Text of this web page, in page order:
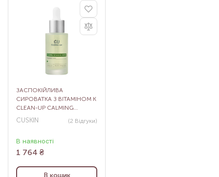
ЗАСПОКІЙЛИВА
СИРОВАТКА З ВІТАМІНОМ К
CLEAN-UP CALMING
INTENSIVE SERUM, 30 МЛ
CUSKIN (2 Відгуки)
В наявності
1 764 ₴
В кошик